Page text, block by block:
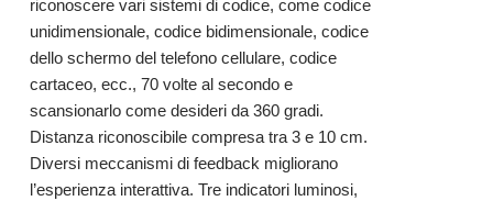
riconoscere vari sistemi di codice, come codice
unidimensionale, codice bidimensionale, codice
dello schermo del telefono cellulare, codice
cartaceo, ecc., 70 volte al secondo e
scansionarlo come desideri da 360 gradi.
Distanza riconoscibile compresa tra 3 e 10 cm.
Diversi meccanismi di feedback migliorano
l’esperienza interattiva. Tre indicatori luminosi,